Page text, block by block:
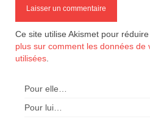
Ce site utilise Akismet pour
plus sur comment les données de
utilisées
Pour elle…
Pour lui…